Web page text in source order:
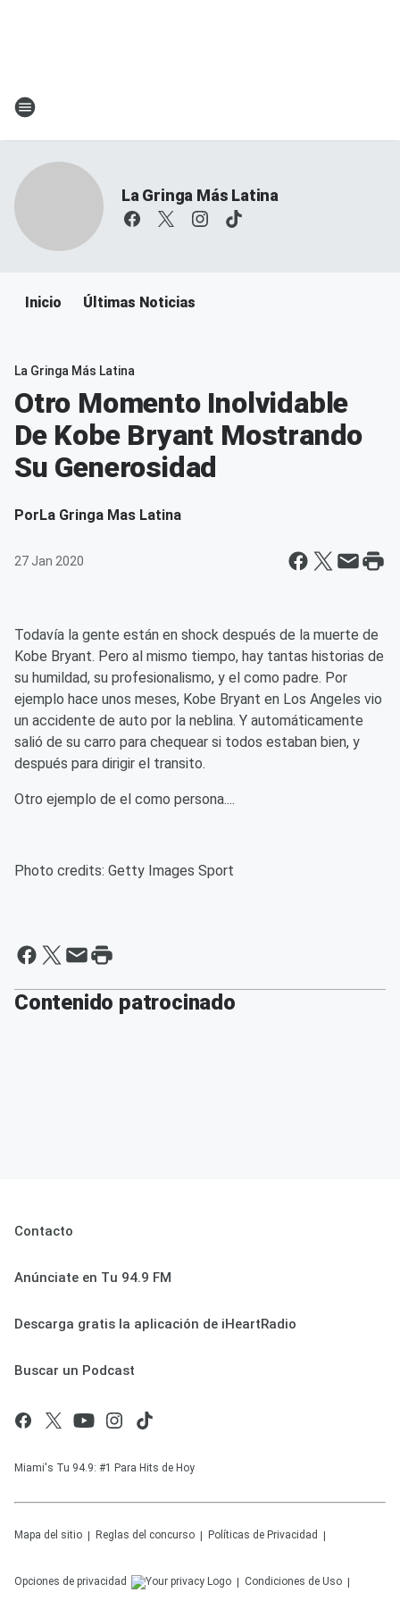
La Gringa Más Latina
Inicio Últimas Noticias
La Gringa Más Latina
Otro Momento Inolvidable
De Kobe Bryant Mostrando
Su Generosidad
PorLa Gringa Mas Latina
27 Jan 2020
Todavía la gente están en shock después de la muerte de
Kobe Bryant. Pero al mismo tiempo, hay tantas historias de
su humildad, su profesionalismo, y el como padre. Por
ejemplo hace unos meses, Kobe Bryant en Los Angeles vio
un accidente de auto por la neblina. Y automáticamente
salió de su carro para chequear si todos estaban bien, y
después para dirigir el transito.
Otro ejemplo de el como persona....
Photo credits: Getty Images Sport
Contenido patrocinado
Contacto
Anúnciate en Tu 94.9 FM
Descarga gratis la aplicación de iHeartRadio
Buscar un Podcast
Miami's Tu 94.9: #1 Para Hits de Hoy
Mapa del sitio Reglas del concurso Políticas de Privacidad
Opciones de privacidad Condiciones de Uso